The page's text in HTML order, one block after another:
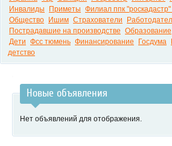
Инвалиды
Приметы Филиал ппк
Общество
Ишим Страхователи
Пострадавшие на производстве Образование
Дети Фсс тюмень Финансирование Госдума
детство
Новые объявления
Нет объявлений для отображения.